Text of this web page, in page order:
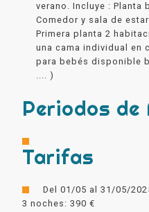
verano. Incluye : Planta
Comedor y sala de
Primera planta 2
una cama individual en
para bebés disponible
.... )
Periodos
Tarifas
Del 01/05 al 31/05/
3 noches: 390 €